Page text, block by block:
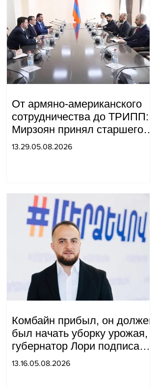
От армяно-американского
сотрудничества до ТРИПП:
Мирзоян принял старшего
советника специального
13.29.05.08.2026
Комбайн прибыл, он должен
был начать уборку урожая,
губернатор Лори подписал
постановление о запрете
13.16.05.08.2026